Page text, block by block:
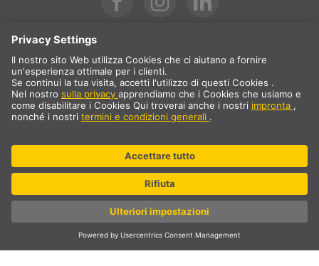
IT
Italia
Selezione del paese
professionali/registrati.
© SLV Germany 2026. All rights reserved
Impostazioni dei cookie
Protezione dei dati
CGC